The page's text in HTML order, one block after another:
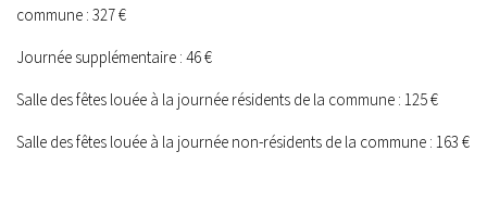
commune : 327 €
Journée supplémentaire : 46 €
Salle des fêtes louée à la journée résidents de la commune : 125 €
Salle des fêtes louée à la journée non-résidents de la commune : 163 €